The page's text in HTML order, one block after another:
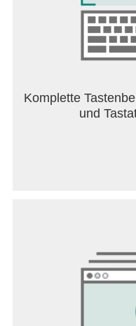
Komplette
und